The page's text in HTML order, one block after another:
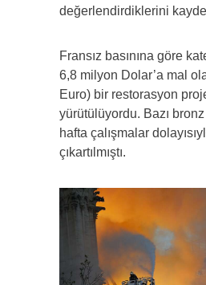
değerlendirdiklerini
Fransız basınına göre
6,8 milyon Dolar’a mal
Euro) bir restorasyon
yürütülüyordu. Bazı
hafta çalışmalar
çıkartılmıştı.